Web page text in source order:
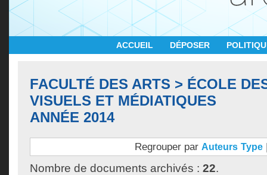
ACCUEIL DÉPOSER
FACULTÉ DES ARTS > ÉCOLE
VISUELS ET MÉDIATIQUES
ANNÉE 2014
Regrouper par Auteurs Type
Nombre de documents archivés : 22.